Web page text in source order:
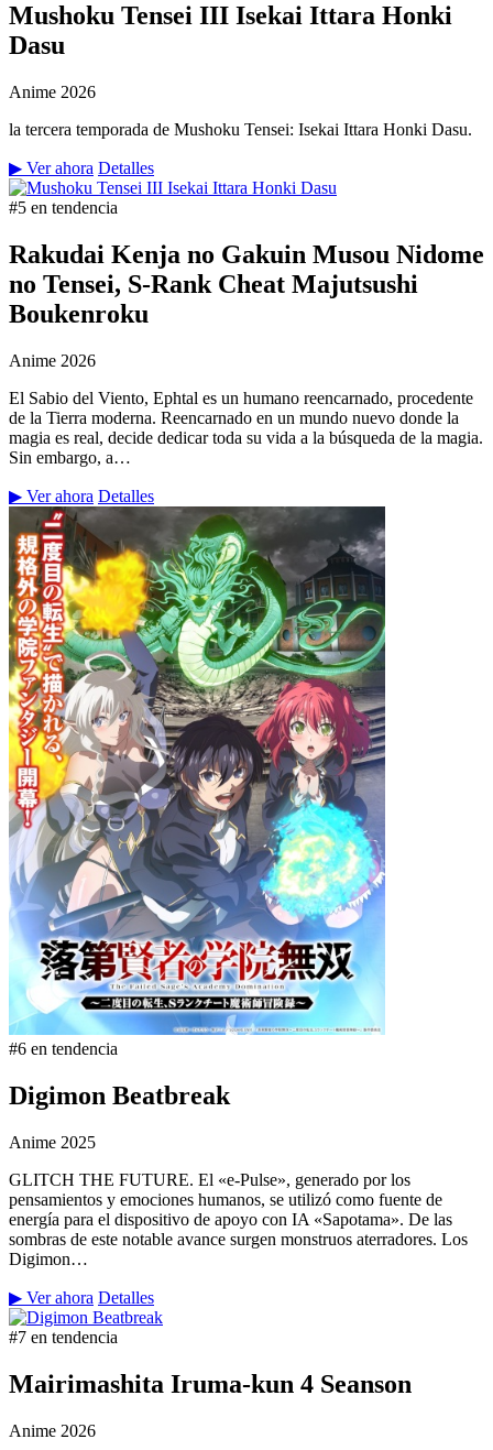
Mushoku Tensei III Isekai Ittara Honki
Dasu
Anime 2026
la tercera temporada de Mushoku Tensei: Isekai Ittara Honki Dasu.
▶ Ver ahora Detalles
#5 en tendencia
Rakudai Kenja no Gakuin Musou Nidome
no Tensei, S-Rank Cheat Majutsushi
Boukenroku
Anime 2026
El Sabio del Viento, Ephtal es un humano reencarnado, procedente
de la Tierra moderna. Reencarnado en un mundo nuevo donde la
magia es real, decide dedicar toda su vida a la búsqueda de la magia.
Sin embargo, a…
▶ Ver ahora Detalles
#6 en tendencia
Digimon Beatbreak
Anime 2025
GLITCH THE FUTURE. El «e-Pulse», generado por los
pensamientos y emociones humanos, se utilizó como fuente de
energía para el dispositivo de apoyo con IA «Sapotama». De las
sombras de este notable avance surgen monstruos aterradores. Los
Digimon…
▶ Ver ahora Detalles
#7 en tendencia
Mairimashita Iruma-kun 4 Seanson
Anime 2026